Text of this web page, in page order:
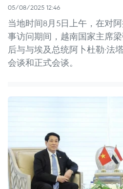
05/08/2025 12:46
当地时间8月5日上午，在对
事访问期间，越南国家主席
后与与埃及总统阿卜杜勒·法
会谈和正式会谈。